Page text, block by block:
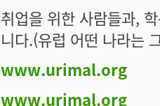
취업을 위한 사람들과,
니다.(유럽 어떤 나라는
www.urimal.org
www.urimal.org